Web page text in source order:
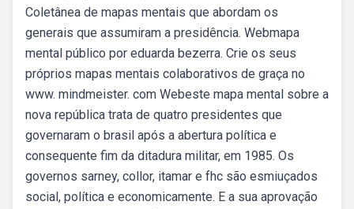
Coletânea de mapas mentais que abordam os
generais que assumiram a presidência. Webmapa
mental público por eduarda bezerra. Crie os seus
próprios mapas mentais colaborativos de graça no
www. mindmeister. com Webeste mapa mental sobre a
nova república trata de quatro presidentes que
governaram o brasil após a abertura política e
consequente fim da ditadura militar, em 1985. Os
governos sarney, collor, itamar e fhc são esmiuçados
social, política e economicamente. E a sua aprovação